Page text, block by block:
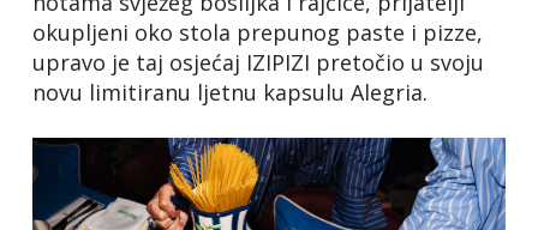
okupljeni oko stola prepunog paste i pizze,
upravo je taj osjećaj IZIPIZI pretočio u svoju
novu limitiranu ljetnu kapsulu Alegria.